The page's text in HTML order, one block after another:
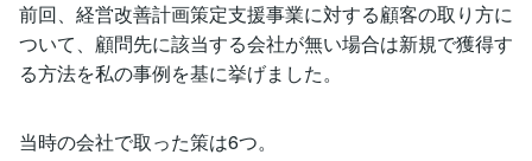
前回、経営改善計画策定支援事業に対する顧客の取り方に
ついて、顧問先に該当する会社が無い場合は新規で獲得す
る方法を私の事例を基に挙げました。
当時の会社で取った策は6つ。